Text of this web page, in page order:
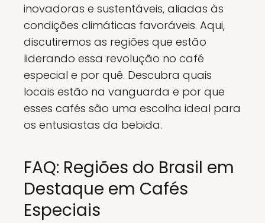
inovadoras e sustentáveis, aliadas às
condições climáticas favoráveis. Aqui,
discutiremos as regiões que estão
liderando essa revolução no café
especial e por quê. Descubra quais
locais estão na vanguarda e por que
esses cafés são uma escolha ideal para
os entusiastas da bebida.
FAQ: Regiões do Brasil em
Destaque em Cafés
Especiais